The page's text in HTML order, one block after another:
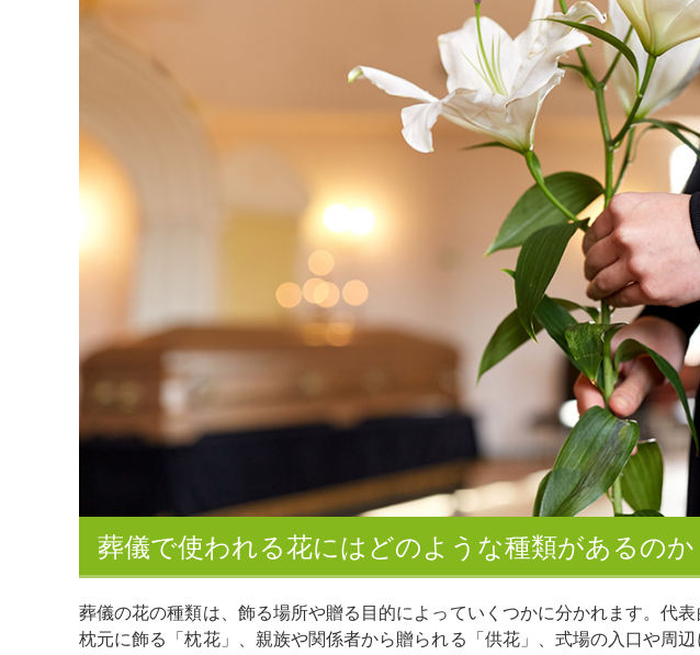
葬儀で使われる花にはどのような種類があるのか
葬儀の花の種類は、飾る場所や贈る目的によっていくつかに分かれます。代
枕元に飾る「枕花」、親族や関係者から贈られる「供花」、式場の入口や周